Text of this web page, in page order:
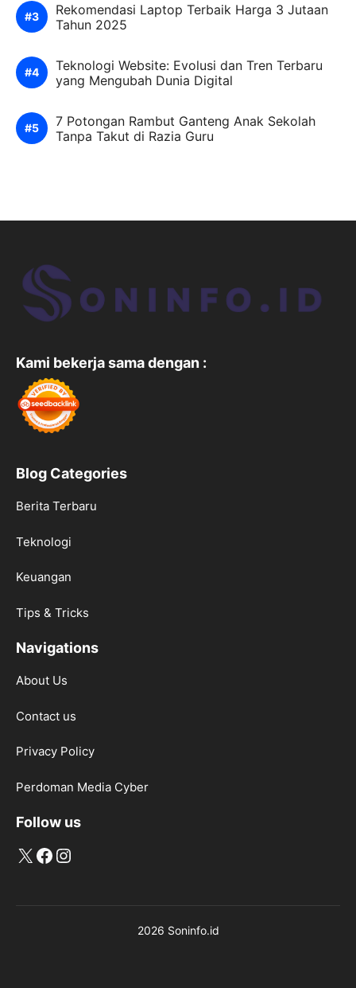
Rekomendasi Laptop Terbaik Harga 3 Jutaan
Tahun 2025
Teknologi Website: Evolusi dan Tren Terbaru
yang Mengubah Dunia Digital
7 Potongan Rambut Ganteng Anak Sekolah
Tanpa Takut di Razia Guru
Kami bekerja sama dengan :
Blog Categories
Berita Terbaru
Teknologi
Keuangan
Tips & Tricks
Navigations
About Us
Contact us
Privacy Policy
Perdoman Media Cyber
Follow us
X Facebook
Instagram
2026 Soninfo.id